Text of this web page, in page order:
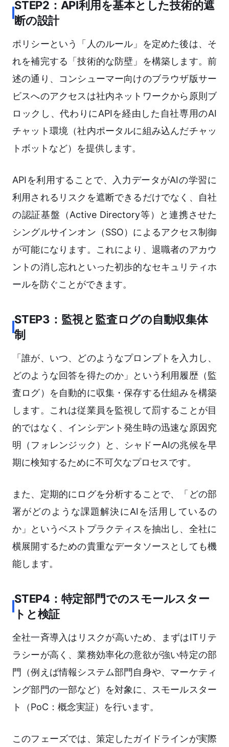
STEP2：API利用を基本とした技術的遮
断の設計
ポリシーという「人のルール」を定めた後は、そ
れを補完する「技術的な防壁」を構築します。前
述の通り、コンシューマー向けのブラウザ版サー
ビスへのアクセスは社内ネットワークから原則ブ
ロックし、代わりにAPIを経由した自社専用のAI
チャット環境（社内ポータルに組み込んだチャッ
トボットなど）を提供します。
APIを利用することで、入力データがAIの学習に
利用されるリスクを遮断できるだけでなく、自社
の認証基盤（Active Directory等）と連携させた
シングルサインオン（SSO）によるアクセス制御
が可能になります。これにより、退職者のアカウ
ントの消し忘れといった初歩的なセキュリティホ
ールを防ぐことができます。
STEP3：監視と監査ログの自動収集体
制
「誰が、いつ、どのようなプロンプトを入力し、
どのような回答を得たのか」という利用履歴（監
査ログ）を自動的に収集・保存する仕組みを構築
します。これは従業員を監視して罰することが目
的ではなく、インシデント発生時の迅速な原因究
明（フォレンジック）と、シャドーAIの兆候を早
期に検知するために不可欠なプロセスです。
また、定期的にログを分析することで、「どの部
署がどのような課題解決にAIを活用しているの
か」というベストプラクティスを抽出し、全社に
横展開するための貴重なデータソースとしても機
能します。
STEP4：特定部門でのスモールスター
トと検証
全社一斉導入はリスクが高いため、まずはITリテ
ラシーが高く、業務効率化の意欲が強い特定の部
門（例えば情報システム部門自身や、マーケティ
ング部門の一部など）を対象に、スモールスター
ト（PoC：概念実証）を行います。
このフェーズでは、策定したガイドラインが実際